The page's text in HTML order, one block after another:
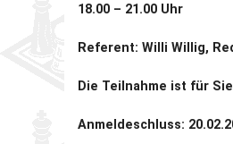
18.00 – 21.00 Uhr
Referent: Willi Willig,
Die Teilnahme ist für
Anmeldeschluss: